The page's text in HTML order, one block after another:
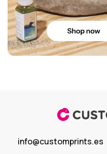
info@customprints.es